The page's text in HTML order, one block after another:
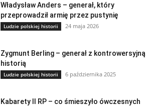
Władysław Anders – generał, który
przeprowadził armię przez pustynię
Ludzie polskiej historii 24 maja 2026
Zygmunt Berling – generał z kontrowersyjną
historią
Ludzie polskiej historii 6 października 2025
Kabarety II RP – co śmieszyło ówczesnych